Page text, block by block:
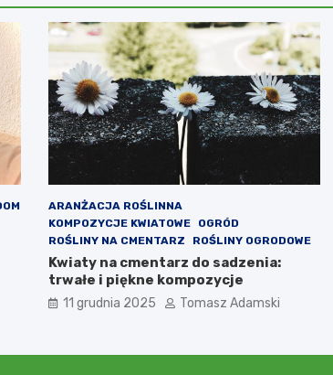
ARANŻACJA ROŚLINNA
KOMPOZYCJE KWIATOWE
OGRÓD
ROŚLINY NA CMENTARZ
ROŚLINY OGRODOWE
Kwiaty na cmentarz do sadzenia:
trwałe i piękne kompozycje
11 grudnia 2025 Tomasz Adamski